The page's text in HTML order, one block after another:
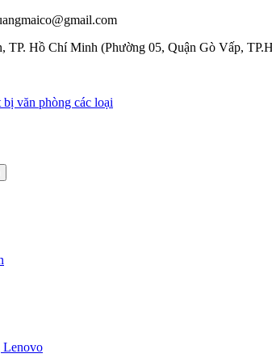
TP. Hồ Chí Minh (Phường 05, Quận Gò Vấp,
Lenovo